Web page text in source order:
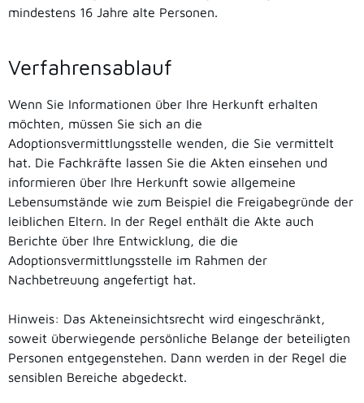
mindestens 16 Jahre alte Personen.
Verfahrensablauf
Wenn Sie Informationen über Ihre Herkunft erhalten
möchten, müssen Sie sich an die
Adoptionsvermittlungsstelle wenden, die Sie vermittelt
hat. Die Fachkräfte lassen Sie die Akten einsehen und
informieren über Ihre Herkunft sowie allgemeine
Lebensumstände wie zum Beispiel die Freigabegründe der
leiblichen Eltern. In der Regel enthält die Akte auch
Berichte über Ihre Entwicklung, die die
Adoptionsvermittlungsstelle im Rahmen der
Nachbetreuung angefertigt hat.
Hinweis: Das Akteneinsichtsrecht wird eingeschränkt,
soweit überwiegende persönliche Belange der beteiligten
Personen entgegenstehen. Dann werden in der Regel die
sensiblen Bereiche abgedeckt.